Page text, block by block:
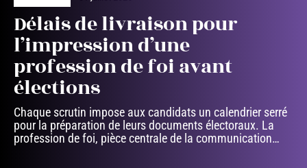
Délais de livraison pour
l’impression d’une
profession de foi avant
élections
Chaque scrutin impose aux candidats un calendrier serré
pour la préparation de leurs documents électoraux. La
profession de foi, pièce centrale de la communication…